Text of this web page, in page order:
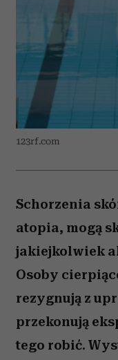
123rf.com
Schorzenia
atopia, mogą
jakiejkolwiek
Osoby
rezygnują z
przekonują
tego robić.